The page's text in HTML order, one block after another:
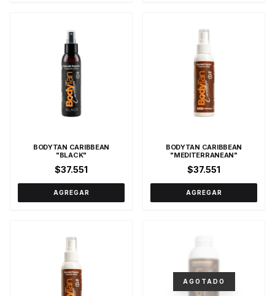
BODYTAN CARIBBEAN
"BLACK"
$37.551
AGREGAR
BODYTAN CARIBBEAN
"MEDITERRANEAN"
$37.551
AGREGAR
AGOTADO